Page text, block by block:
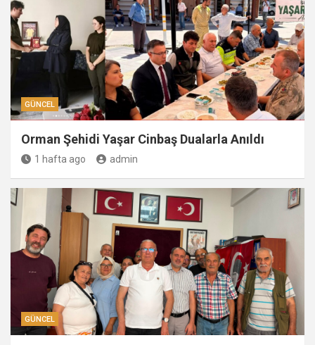
GÜNCEL
Orman Şehidi Yaşar Cinbaş Dualarla Anıldı
1 hafta ago admin
GÜNCEL